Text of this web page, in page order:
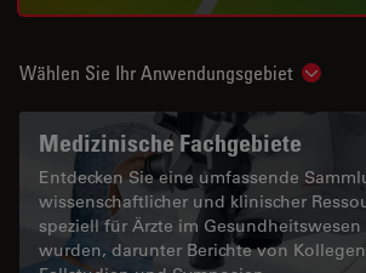
Wählen Sie Ihr Anwendungsgebiet Show
Medizinische Fachgebiete
Entdecken Sie eine umfassende
wissenschaftlicher und klinischer
speziell für Ärzte im
wurden, darunter Berichte von